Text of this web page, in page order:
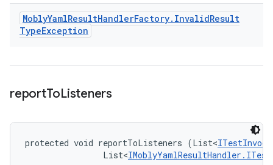
MoblyYamlResultHandlerFactory. InvalidResult
TypeException
reportToListeners
protected void reportToListeners (List<
                List<